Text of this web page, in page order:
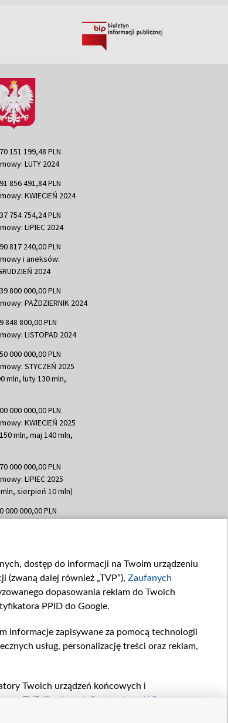
151 199,48 PLN
LUTY 2024
856 491,84 PLN
KWIECIEŃ 2024
754 754,24 PLN
LIPIEC 2024
817 240,00 PLN
i aneksów:
2024
800 000,00 PLN
PAŹDZIERNIK 2024
800,00 PLN
LISTOPAD 2024
000 000,00 PLN
STYCZEŃ 2025
mln, luty 130 mln,
000 000,00 PLN
KWIECIEŃ 2025
mln, maj 140 mln,
000 000,00 PLN
LIPIEC 2025
sierpień 10 mln)
000,00 PLN
WRZESIEŃ 2025
mln, październik 350
862 000,00 PLN
mln)
maja 180 mln, 8
dostęp do informacji na Twoim urządzeniu
dalej również „TVP”), Zaufanych
dopasowania reklam do Twoich
PPID do Google.
informacje zapisywane za pomocą technologii
usług, personalizację treści oraz reklam,
Twoich urządzeń końcowych i
TVP, Zaufanych Partnerów z IAB
do nich, wyboru podstawowych reklam,